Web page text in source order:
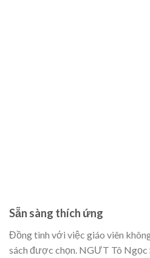
Sẵn sàng thích ứng
Đồng tình với việc giáo viên
sách được chọn. NGƯT Tô